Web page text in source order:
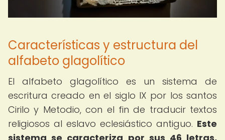
Características y estructura del
alfabeto glagolítico
El alfabeto glagolítico es un sistema de
escritura creado en el siglo IX por los santos
Cirilo y Metodio, con el fin de traducir textos
religiosos al eslavo eclesiástico antiguo. Este